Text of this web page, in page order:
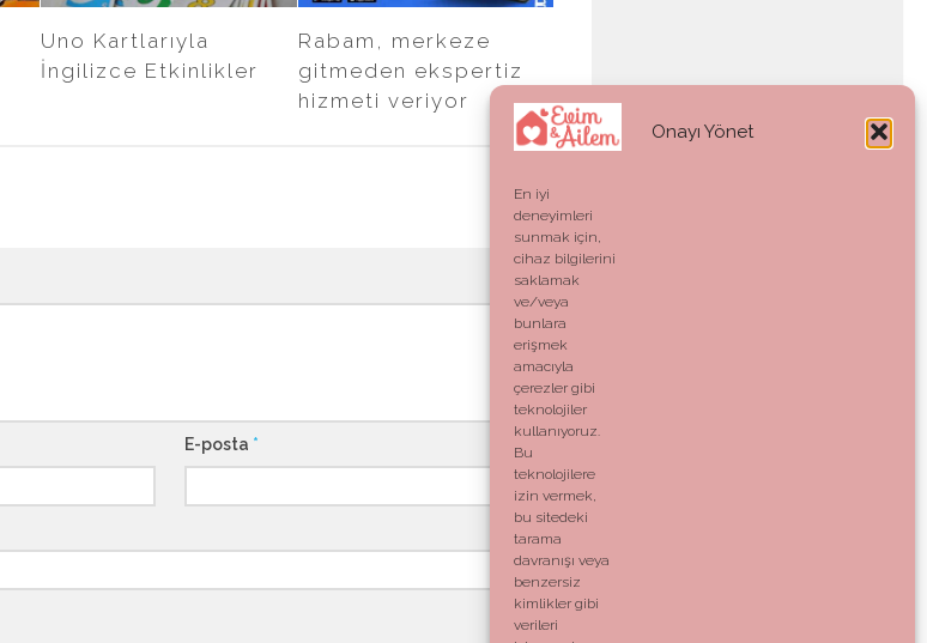
Onayı Yönet
En iyi
deneyimleri
sunmak için,
cihaz bilgilerini
saklamak
ve/veya
bunlara
erişmek
amacıyla
çerezler gibi
teknolojiler
kullanıyoruz.
Bu
teknolojilere
izin vermek,
bu sitedeki
tarama
davranışı veya
benzersiz
kimlikler gibi
verileri
Uno Kartlarıyla
İngilizce Etkinlikler
Rabam, merkeze
gitmeden ekspertiz
hizmeti veriyor
E-posta *